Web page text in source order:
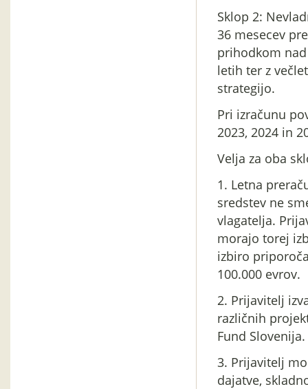
Sklop 2:
36 mesecev
prihodkom
letih ter z
strategijo.
Pri izračunu
2023, 2024 in
Velja za oba
1. Letna
sredstev ne
vlagatelja.
morajo torej
izbiro
100.000 evrov.
2. Prijavitelj
različnih
Fund Slovenija.
3. Prijavitelj
dajatve,